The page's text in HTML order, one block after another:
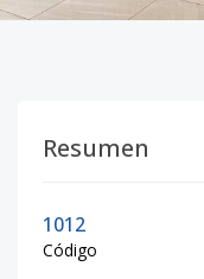
Resumen
1012
Código